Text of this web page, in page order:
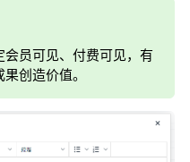
员可见、付费可见，有
创造价值。